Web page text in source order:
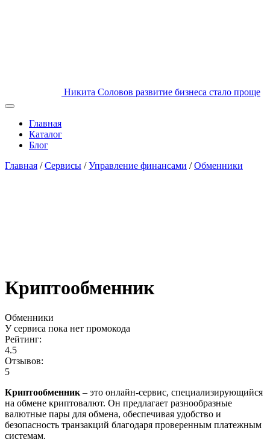
Никита Соловов развитие бизнеса стало проще
Главная
Каталог
Блог
Главная / Сервисы / Управление финансами / Обменники
Криптообменник
Обменники
У сервиса пока нет промокода
Рейтинг:
4.5
Отзывов:
5
Криптообменник – это онлайн-сервис, специализирующийся
на обмене криптовалют. Он предлагает разнообразные
валютные пары для обмена, обеспечивая удобство и
безопасность транзакций благодаря проверенным платежным
системам.